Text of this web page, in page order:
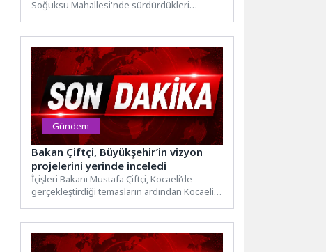
Soğuksu Mahallesi'nde sürdürdükleri
Gündem
Bakan Çiftçi, Büyükşehir’in vizyon
projelerini yerinde inceledi
İçişleri Bakanı Mustafa Çiftçi, Kocaeli’de
gerçekleştirdiği temasların ardından Kocaeli